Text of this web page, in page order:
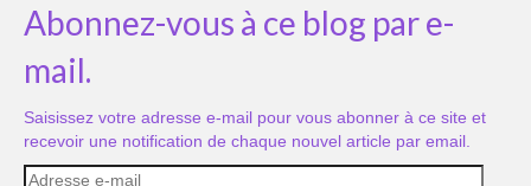
Abonnez-vous à ce blog par e-
mail.
Saisissez votre adresse e-mail pour vous abonner à ce site et
recevoir une notification de chaque nouvel article par email.
Adresse